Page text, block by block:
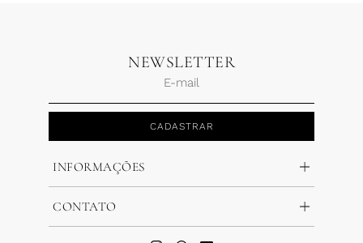
NEWSLETTER
CADASTRAR
INFORMAÇÕES
CONTATO